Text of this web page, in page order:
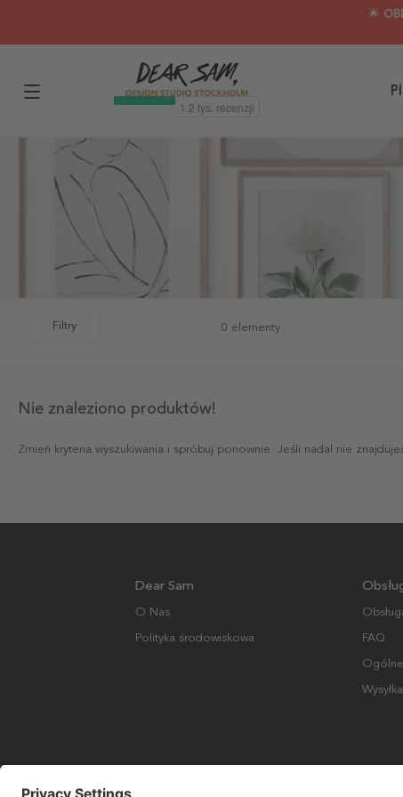
🌟
Filtry 0 elementy
Nie znaleziono produktów!
Zmień kryteria wyszukiwania i spróbuj ponownie. Jeśli nadal nie
Dear Sam
O Nas
Polityka środowiskowa
FAQ